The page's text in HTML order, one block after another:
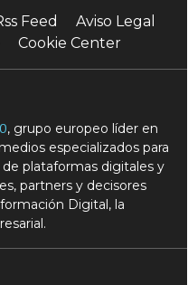
Feed
Aviso Legal
Cookie Center
, grupo europeo líder en
especializados para
plataformas digitales y
partners y decisores
Digital, la